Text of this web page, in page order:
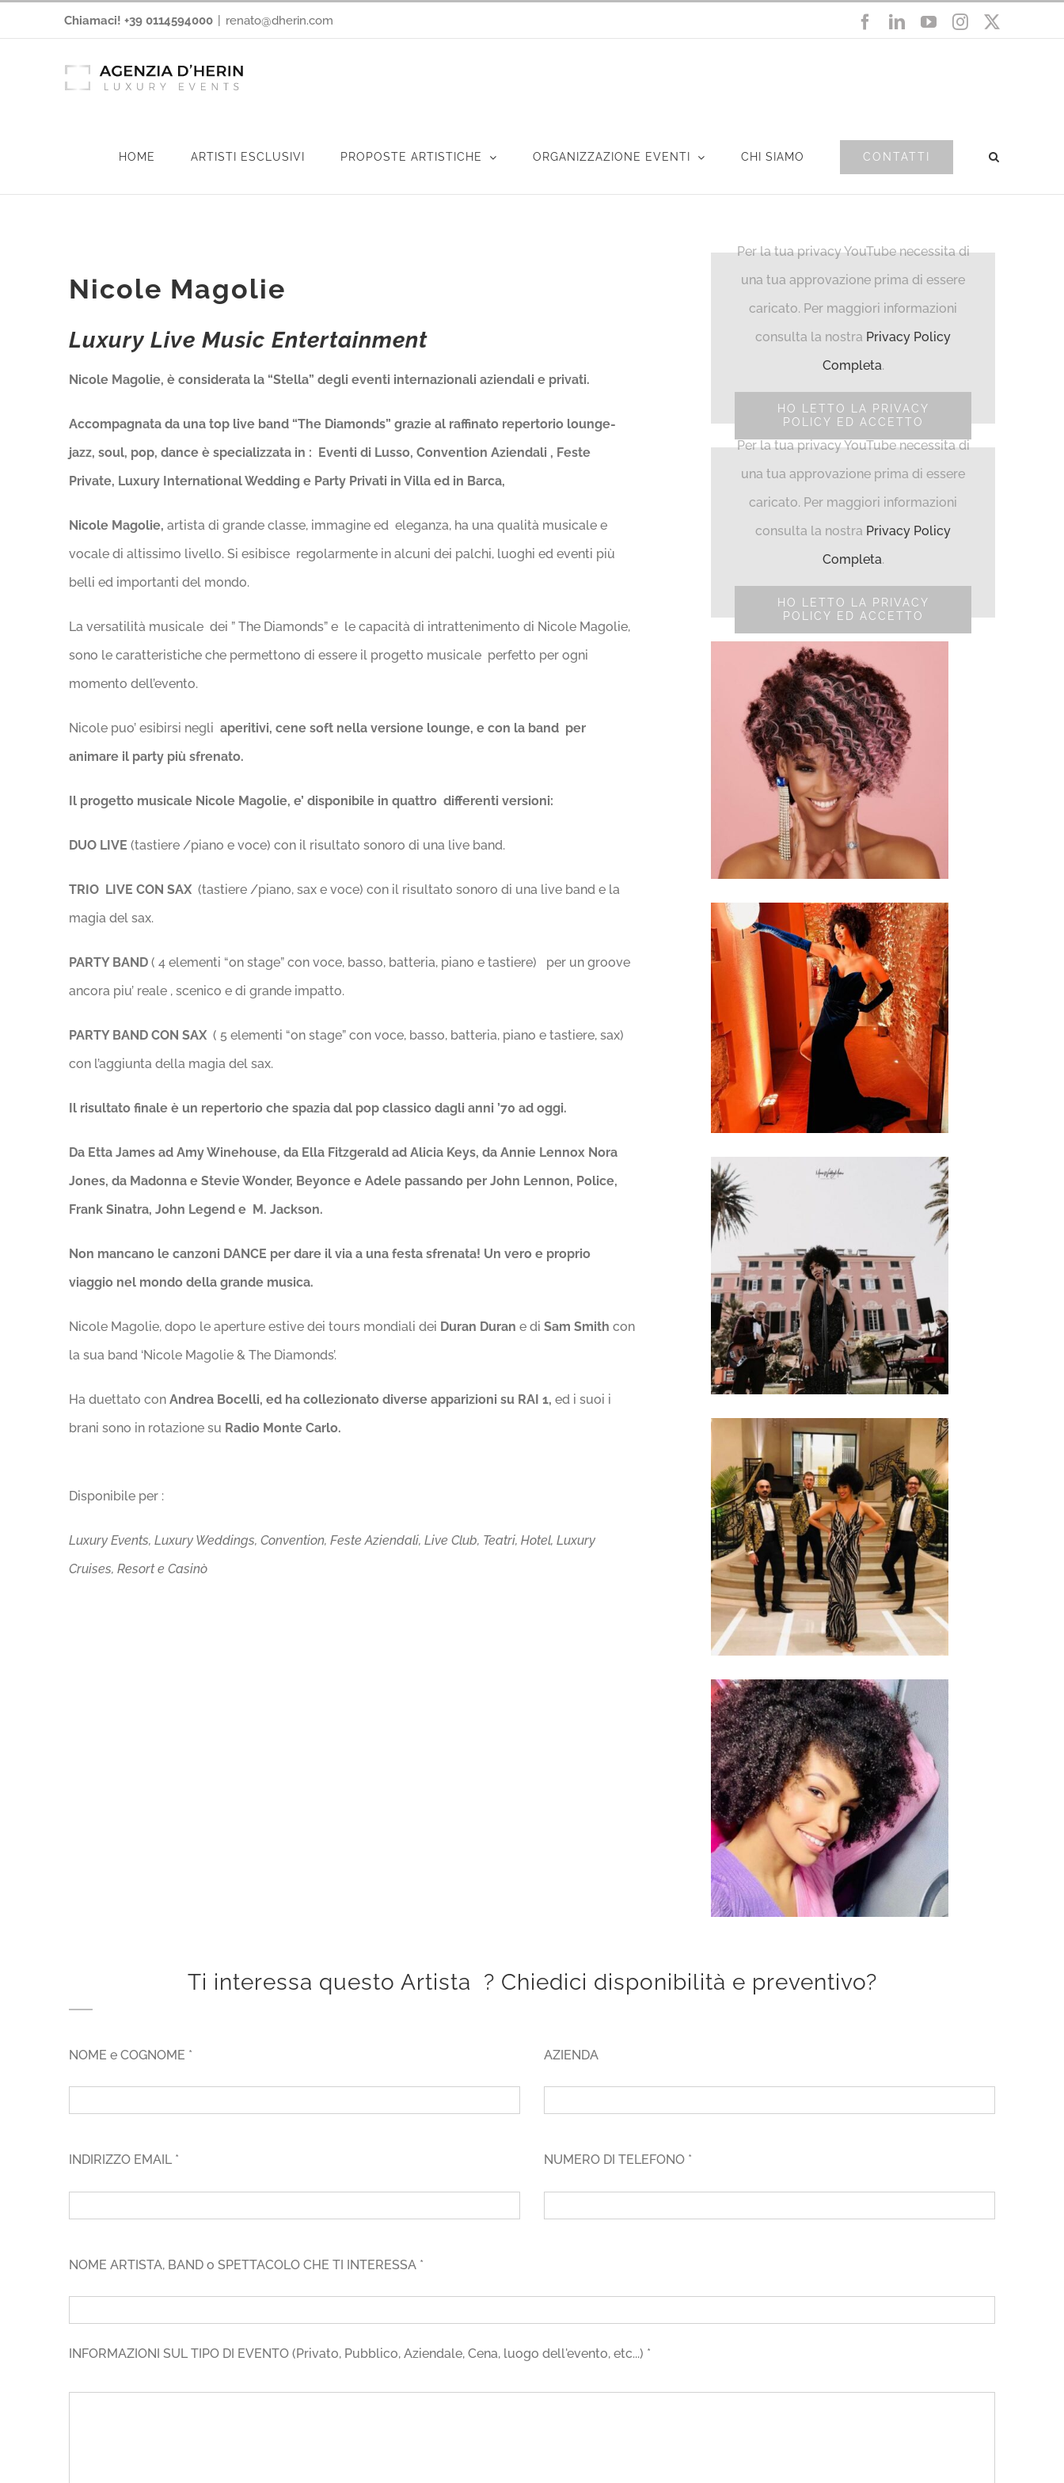
al
Chiamaci! +39 0114594000 renato@dherin.com Facebook
LinkedInYouTubeInstagram
HOME ARTISTI ESCLUSIVI PROPOSTE ARTISTICHE ORGANIZZAZIONE EVENTI CHI SIAMO CONTATTI
Nicole Magolie
Luxury Live Music Entertainment
Nicole Magolie, è considerata la “Stella” degli eventi internazionali aziendali e privati.
Accompagnata da una top live band “The Diamonds” grazie al raffinato repertorio lounge-
jazz, soul, pop, dance è specializzata in : Eventi di Lusso, Convention Aziendali , Feste
Private, Luxury International Wedding e Party Privati in Villa ed in Barca,
Nicole Magolie, artista di grande classe, immagine ed eleganza, ha una qualità musicale e
vocale di altissimo livello. Si esibisce regolarmente in alcuni dei palchi, luoghi ed eventi più
belli ed importanti del mondo.
La versatilità musicale dei ” The Diamonds” e le capacità di intrattenimento di Nicole Magolie,
sono le caratteristiche che permettono di essere il progetto musicale perfetto per ogni
momento dell’evento.
Nicole puo’ esibirsi negli aperitivi, cene soft nella versione lounge, e con la band per
animare il party più sfrenato.
Il progetto musicale Nicole Magolie, e’ disponibile in quattro differenti versioni:
DUO LIVE (tastiere /piano e voce) con il risultato sonoro di una live band.
TRIO LIVE CON SAX (tastiere /piano, sax e voce) con il risultato sonoro di una live band e la
magia del sax.
PARTY BAND ( 4 elementi “on stage” con voce, basso, batteria, piano e tastiere) per un groove
ancora piu’ reale , scenico e di grande impatto.
PARTY BAND CON SAX ( 5 elementi “on stage” con voce, basso, batteria, piano e tastiere, sax)
con l’aggiunta della magia del sax.
Il risultato finale è un repertorio che spazia dal pop classico dagli anni ’70 ad oggi.
Da Etta James ad Amy Winehouse, da Ella Fitzgerald ad Alicia Keys, da Annie Lennox Nora
Jones, da Madonna e Stevie Wonder, Beyonce e Adele passando per John Lennon, Police,
Frank Sinatra, John Legend e M. Jackson.
Non mancano le canzoni DANCE per dare il via a una festa sfrenata! Un vero e proprio
viaggio nel mondo della grande musica.
Nicole Magolie, dopo le aperture estive dei tours mondiali dei Duran Duran e di Sam Smith con
la sua band ‘Nicole Magolie & The Diamonds’.
Ha duettato con Andrea Bocelli, ed ha collezionato diverse apparizioni su RAI 1, ed i suoi i
brani sono in rotazione su Radio Monte Carlo.
Disponibile per :
Luxury Events, Luxury Weddings, Convention, Feste Aziendali, Live Club, Teatri, Hotel, Luxury
Cruises, Resort e Casinò
Per la tua privacy YouTube necessita di
una tua approvazione prima di essere
caricato. Per maggiori informazioni
consulta la nostra Privacy Policy
Completa.
HO LETTO LA PRIVACY
POLICY ED ACCETTO
Per la tua privacy YouTube necessita di
una tua approvazione prima di essere
caricato. Per maggiori informazioni
consulta la nostra Privacy Policy
Completa.
HO LETTO LA PRIVACY
POLICY ED ACCETTO
Ti interessa questo Artista ? Chiedici disponibilità e preventivo?
NOME e COGNOME * AZIENDA
INDIRIZZO EMAIL * NUMERO DI TELEFONO *
NOME ARTISTA, BAND o SPETTACOLO CHE TI INTERESSA *
INFORMAZIONI SUL TIPO DI EVENTO (Privato, Pubblico, Aziendale, Cena, luogo dell'evento, etc...) *